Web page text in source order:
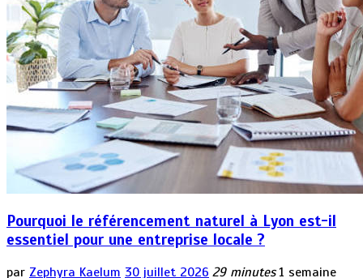
Pourquoi le référencement naturel à Lyon est-il
essentiel pour une entreprise locale ?
par Zephyra Kaelum 30 juillet 2026 29 minutes 1 semaine